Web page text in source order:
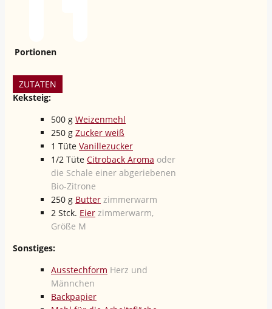
Portionen
ZUTATEN
Keksteig:
500 g Weizenmehl
250 g Zucker weiß
1 Tüte Vanillezucker
1/2 Tüte Citroback Aroma oder
die Schale einer abgeriebenen
Bio-Zitrone
250 g Butter zimmerwarm
2 Stck. Eier zimmerwarm,
Größe M
Sonstiges:
Ausstechform Herz und
Männchen
Backpapier